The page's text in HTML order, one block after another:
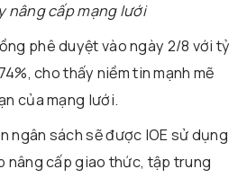
nâng cấp mạng lưới
phê duyệt vào ngày 2/8 với tỷ
cho thấy niềm tin mạnh mẽ
của mạng lưới.
ngân sách sẽ được IOE sử dụng
nâng cấp giao thức, tập trung